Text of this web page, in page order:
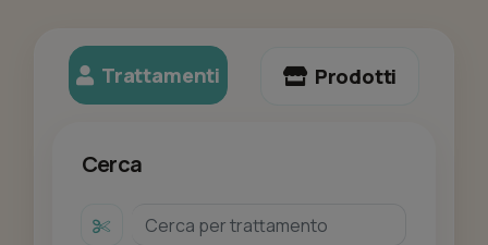
Trattamenti Prodotti
Cerca